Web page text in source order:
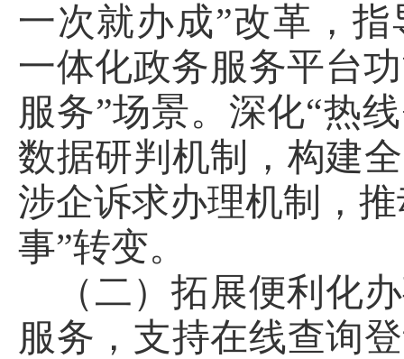
一次就办成”改革，
一体化政务服务平台
服务”场景。深化“热
数据研判机制，构建
涉企诉求办理机制，
事”转变。
（二）拓展便利化
服务，支持在线查询